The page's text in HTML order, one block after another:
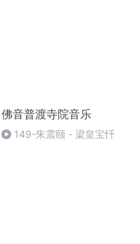
佛音普渡寺院音乐
149-朱震颐 - 梁皇宝忏